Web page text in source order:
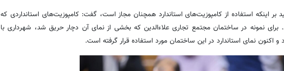
بر اینکه استفاده از کامپوزیت‌های استاندارد همچنان مجاز است، گفت: کامپوزیت‌های استانداردی که
برای نمونه در ساختمان مجتمع تجاری علاءالدین که بخشی از نمای آن دچار حریق شد، شهرداری با
اکنون نمای استاندارد در این ساختمان مورد استفاده قرار گرفته است.